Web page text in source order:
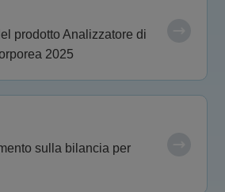
prodotto Analizzatore di
2025
sulla bilancia per